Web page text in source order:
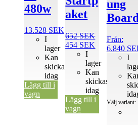
480w
13.528 SEK
I
lager
Kan
skickas
idag
Lägg till i
vagn
aket
652SEK
Det
ursprungliga
var:
652 SEK.
454 SEK Det
nuvarande
priset
är:
454 SEK.
I
lager
Kan
skickas
idag
Lägg till i
vagn
ung
Board
Från:
6.840
I
Välj variant: